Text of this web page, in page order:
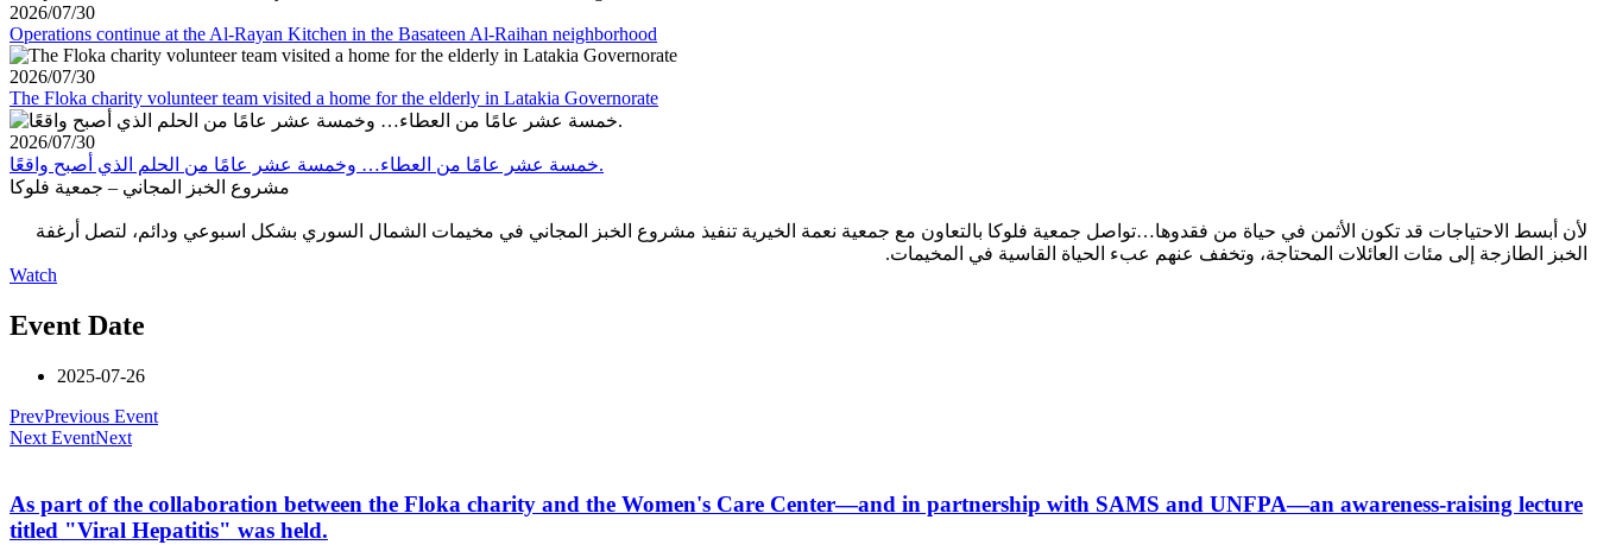
2026/07/30
Operations continue at the Al-Rayan Kitchen in the Basateen Al-Raihan neighborhood
2026/07/30
The Floka charity volunteer team visited a home for the elderly in Latakia Governorate
2026/07/30
خمسة عشر عامًا من العطاء… وخمسة عشر عامًا من الحلم الذي أصبح واقعًا.
مشروع الخبز المجاني – جمعية فلوكا
لأن أبسط الاحتياجات قد تكون الأثمن في حياة من فقدوها…تواصل جمعية فلوكا بالتعاون مع جمعية نعمة الخيرية تنفيذ مشروع الخبز المجاني في مخيمات الشمال السوري بشكل اسبوعي ودائم، لتصل أرغفة
الخبز الطازجة إلى مئات العائلات المحتاجة، وتخفف عنهم عبء الحياة القاسية في المخيمات.
Watch
Event Date
2025-07-26
PrevPrevious Event
Next EventNext
As part of the collaboration between the Floka charity and the Women's Care Center—and in partnership with SAMS and UNFPA—an awareness-raising lecture
titled "Viral Hepatitis" was held.